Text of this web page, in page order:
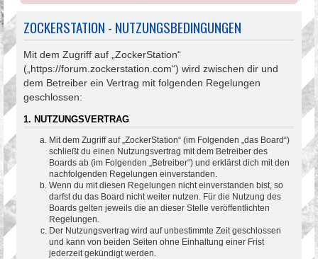
ZOCKERSTATION - NUTZUNGSBEDINGUNGEN
Mit dem Zugriff auf „ZockerStation“
(„https://forum.zockerstation.com“) wird zwischen dir und
dem Betreiber ein Vertrag mit folgenden Regelungen
geschlossen:
1. NUTZUNGSVERTRAG
Mit dem Zugriff auf „ZockerStation“ (im Folgenden „das Board“)
schließt du einen Nutzungsvertrag mit dem Betreiber des
Boards ab (im Folgenden „Betreiber“) und erklärst dich mit den
nachfolgenden Regelungen einverstanden.
Wenn du mit diesen Regelungen nicht einverstanden bist, so
darfst du das Board nicht weiter nutzen. Für die Nutzung des
Boards gelten jeweils die an dieser Stelle veröffentlichten
Regelungen.
Der Nutzungsvertrag wird auf unbestimmte Zeit geschlossen
und kann von beiden Seiten ohne Einhaltung einer Frist
jederzeit gekündigt werden.